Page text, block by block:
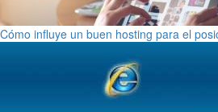
Cómo influye un buen hosting para el